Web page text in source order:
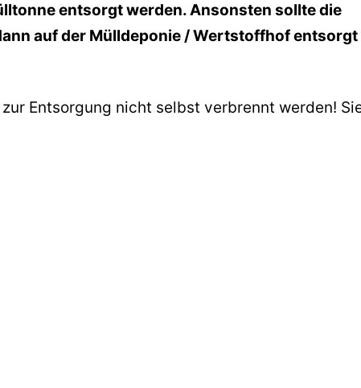
entsorgt werden. Ansonsten sollte die
auf der Mülldeponie / Wertstoffhof entsorgt
Entsorgung nicht selbst verbrennt werden!